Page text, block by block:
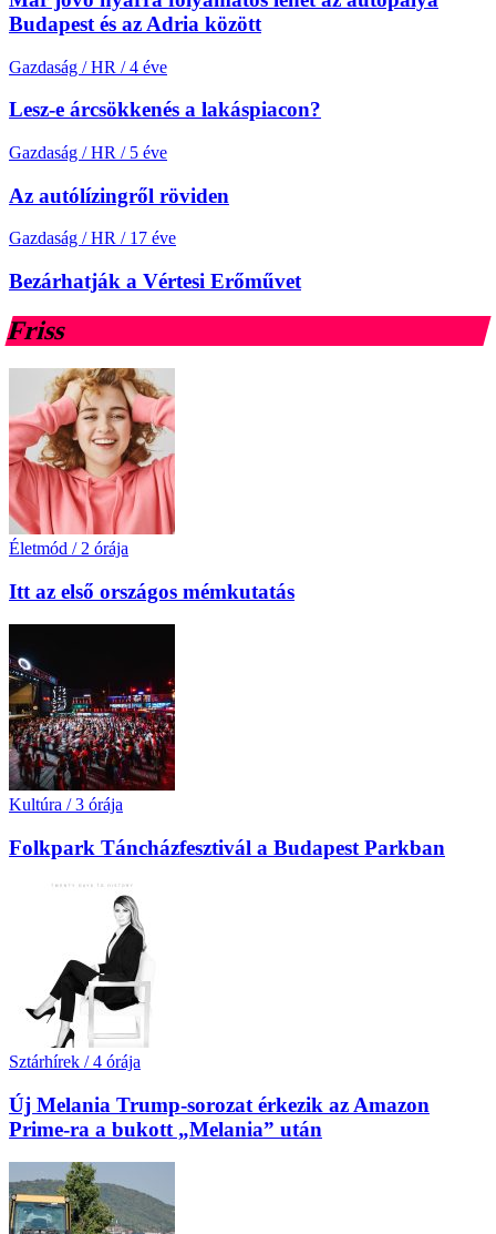
Budapest és az Adria között
Gazdaság / HR / 4 éve
Lesz-e árcsökkenés a lakáspiacon?
Gazdaság / HR / 5 éve
Az autólízingről röviden
Gazdaság / HR / 17 éve
Bezárhatják a Vértesi Erőművet
Friss
Életmód / 2 órája
Itt az első országos mémkutatás
Kultúra / 3 órája
Folkpark Táncházfesztivál a Budapest Parkban
Sztárhírek / 4 órája
Új Melania Trump-sorozat érkezik az Amazon
Prime-ra a bukott „Melania” után